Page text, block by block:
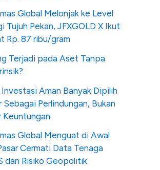
Global Melonjak ke Level
Tujuh Pekan, JFXGOLD X Ikut
Rp. 87 ribu/gram
Terjadi pada Aset Tanpa
Aman Banyak Dipilih
Sebagai Perlindungan, Bukan
Keuntungan
Global Menguat di Awal
Cermati Data Tenaga
dan Risiko Geopolitik